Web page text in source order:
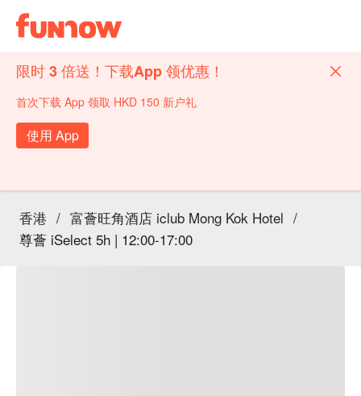
限时 3 倍送！下载App 领优惠！
首次下载 App 领取 HKD 150 新户礼
使用 App
香港 / 富薈旺角酒店 iclub Mong Kok Hotel /
尊薈 iSelect 5h | 12:00-17:00